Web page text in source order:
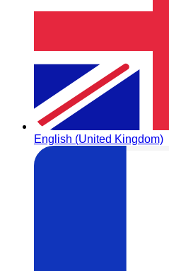
English (United Kingdom)